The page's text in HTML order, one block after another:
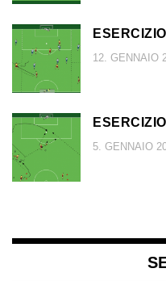
12. GENNAIO
5. GENNAIO